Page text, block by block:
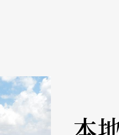
本